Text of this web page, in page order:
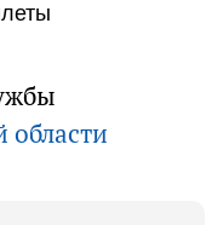
области